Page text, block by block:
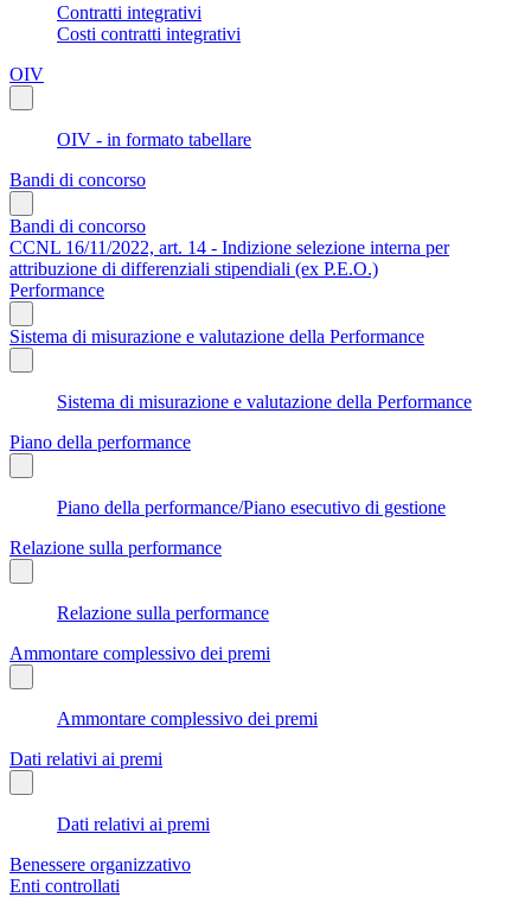
Contratti integrativi
Costi contratti integrativi
OIV
OIV - in formato tabellare
Bandi di concorso
Bandi di concorso
CCNL 16/11/2022, art. 14 - Indizione selezione interna per
attribuzione di differenziali stipendiali (ex P.E.O.)
Performance
Sistema di misurazione e valutazione della Performance
Sistema di misurazione e valutazione della Performance
Piano della performance
Piano della performance/Piano esecutivo di gestione
Relazione sulla performance
Relazione sulla performance
Ammontare complessivo dei premi
Ammontare complessivo dei premi
Dati relativi ai premi
Dati relativi ai premi
Benessere organizzativo
Enti controllati